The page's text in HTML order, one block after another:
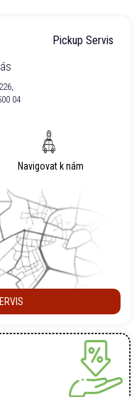
Pickup Servis
04
Navigovat k nám